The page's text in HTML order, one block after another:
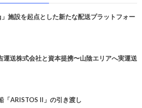
施設を起点とした新たな配送プラットフォー
送株式会社と資本提携〜山陰エリアへ実運送
「ARISTOS II」の引き渡し